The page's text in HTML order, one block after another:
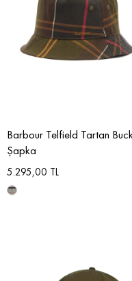
Barbour Telfield Tartan
Şapka
5.295,00 TL